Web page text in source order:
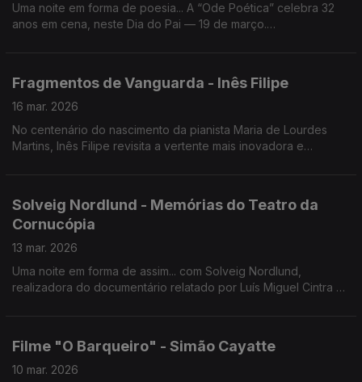
Uma noite em forma de poesia... A “Ode Poética” celebra 32
anos em cena, neste Dia do Pai — 19 de março.
Fragmentos de Vanguarda - Inês Filipe
16 mar. 2026
No centenário do nascimento da pianista Maria de Lourdes
Martins, Inês Filipe revisita a vertente mais inovadora e
Solveig Nordlund - Memórias do Teatro da
Cornucópia
13 mar. 2026
Uma noite em forma de assim... com Solveig Nordlund,
realizadora do documentário relatado por Luís Miguel Cintra e
Filme "O Barqueiro" - Simão Cayatte
10 mar. 2026